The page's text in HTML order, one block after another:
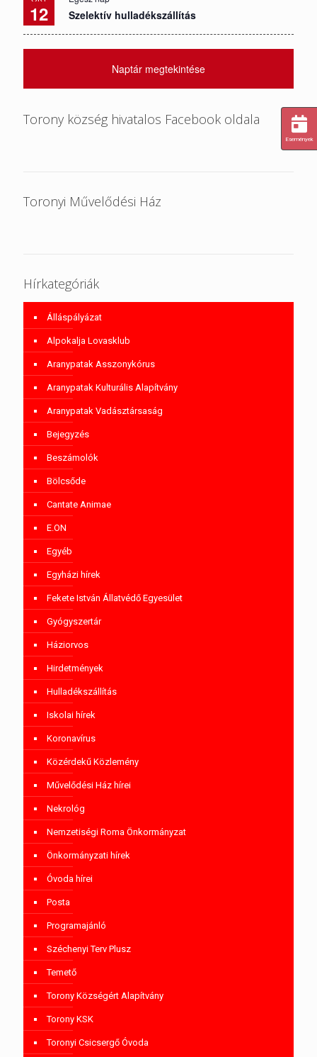
12 Szelektív hulladékszállítás
Naptár megtekintése
Torony község hivatalos Facebook oldala
Toronyi Művelődési Ház
Hírkategóriák
Álláspályázat
Alpokalja Lovasklub
Aranypatak Asszonykórus
Aranypatak Kulturális Alapítvány
Aranypatak Vadásztársaság
Bejegyzés
Beszámolók
Bölcsőde
Cantate Animae
E.ON
Egyéb
Egyházi hírek
Fekete István Állatvédő Egyesület
Gyógyszertár
Háziorvos
Hirdetmények
Hulladékszállítás
Iskolai hírek
Koronavírus
Közérdekű Közlemény
Művelődési Ház hírei
Nekrológ
Nemzetiségi Roma Önkormányzat
Önkormányzati hírek
Óvoda hírei
Posta
Programajánló
Széchenyi Terv Plusz
Temető
Torony Községért Alapítvány
Torony KSK
Toronyi Csicsergő Óvoda
Események